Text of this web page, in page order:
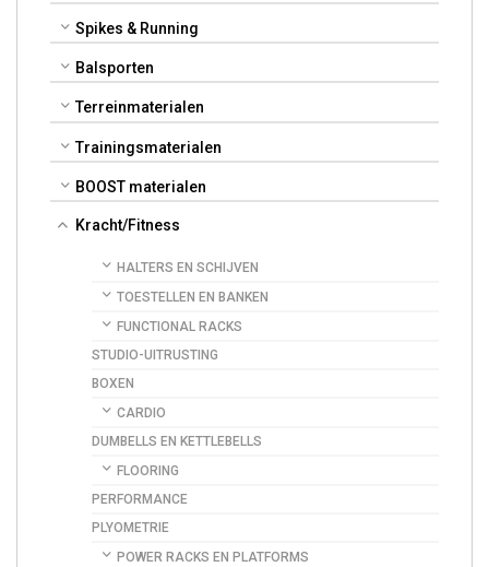
Spikes & Running
Balsporten
Terreinmaterialen
Trainingsmaterialen
BOOST materialen
Kracht/Fitness
HALTERS EN SCHIJVEN
TOESTELLEN EN BANKEN
FUNCTIONAL RACKS
STUDIO-UITRUSTING
BOXEN
CARDIO
DUMBELLS EN KETTLEBELLS
FLOORING
PERFORMANCE
PLYOMETRIE
POWER RACKS EN PLATFORMS